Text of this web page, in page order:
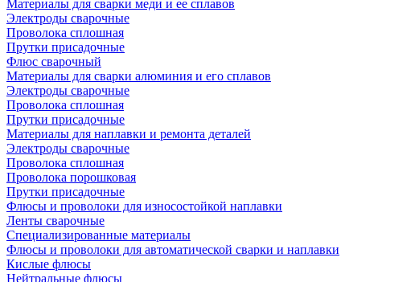
Материалы для сварки меди и ее сплавов
Электроды сварочные
Проволока сплошная
Прутки присадочные
Флюс сварочный
Материалы для сварки алюминия и его сплавов
Электроды сварочные
Проволока сплошная
Прутки присадочные
Материалы для наплавки и ремонта деталей
Электроды сварочные
Проволока сплошная
Проволока порошковая
Прутки присадочные
Флюсы и проволоки для износостойкой наплавки
Ленты сварочные
Специализированные материалы
Флюсы и проволоки для автоматической сварки и наплавки
Кислые флюсы
Нейтральные флюсы